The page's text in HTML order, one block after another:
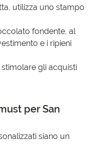
utilizza uno stampo
fondente, al
e i ripieni
gli acquisti
per San
siano un